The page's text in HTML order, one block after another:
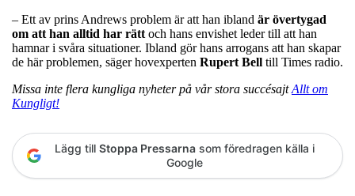
– Ett av prins Andrews problem är att han ibland är övertygad
om att han alltid har rätt och hans envishet leder till att han
hamnar i svåra situationer. Ibland gör hans arrogans att han skapar
de här problemen, säger hovexperten Rupert Bell till Times radio.
Missa inte flera kungliga nyheter på vår stora succésajtAllt om
Kungligt!
Lägg till Stoppa Pressarna som föredragen källa i
Google